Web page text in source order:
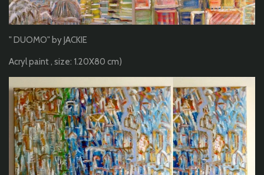
" DUOMO" by JACKIE
Acryl paint , size: 1.20X80 cm)